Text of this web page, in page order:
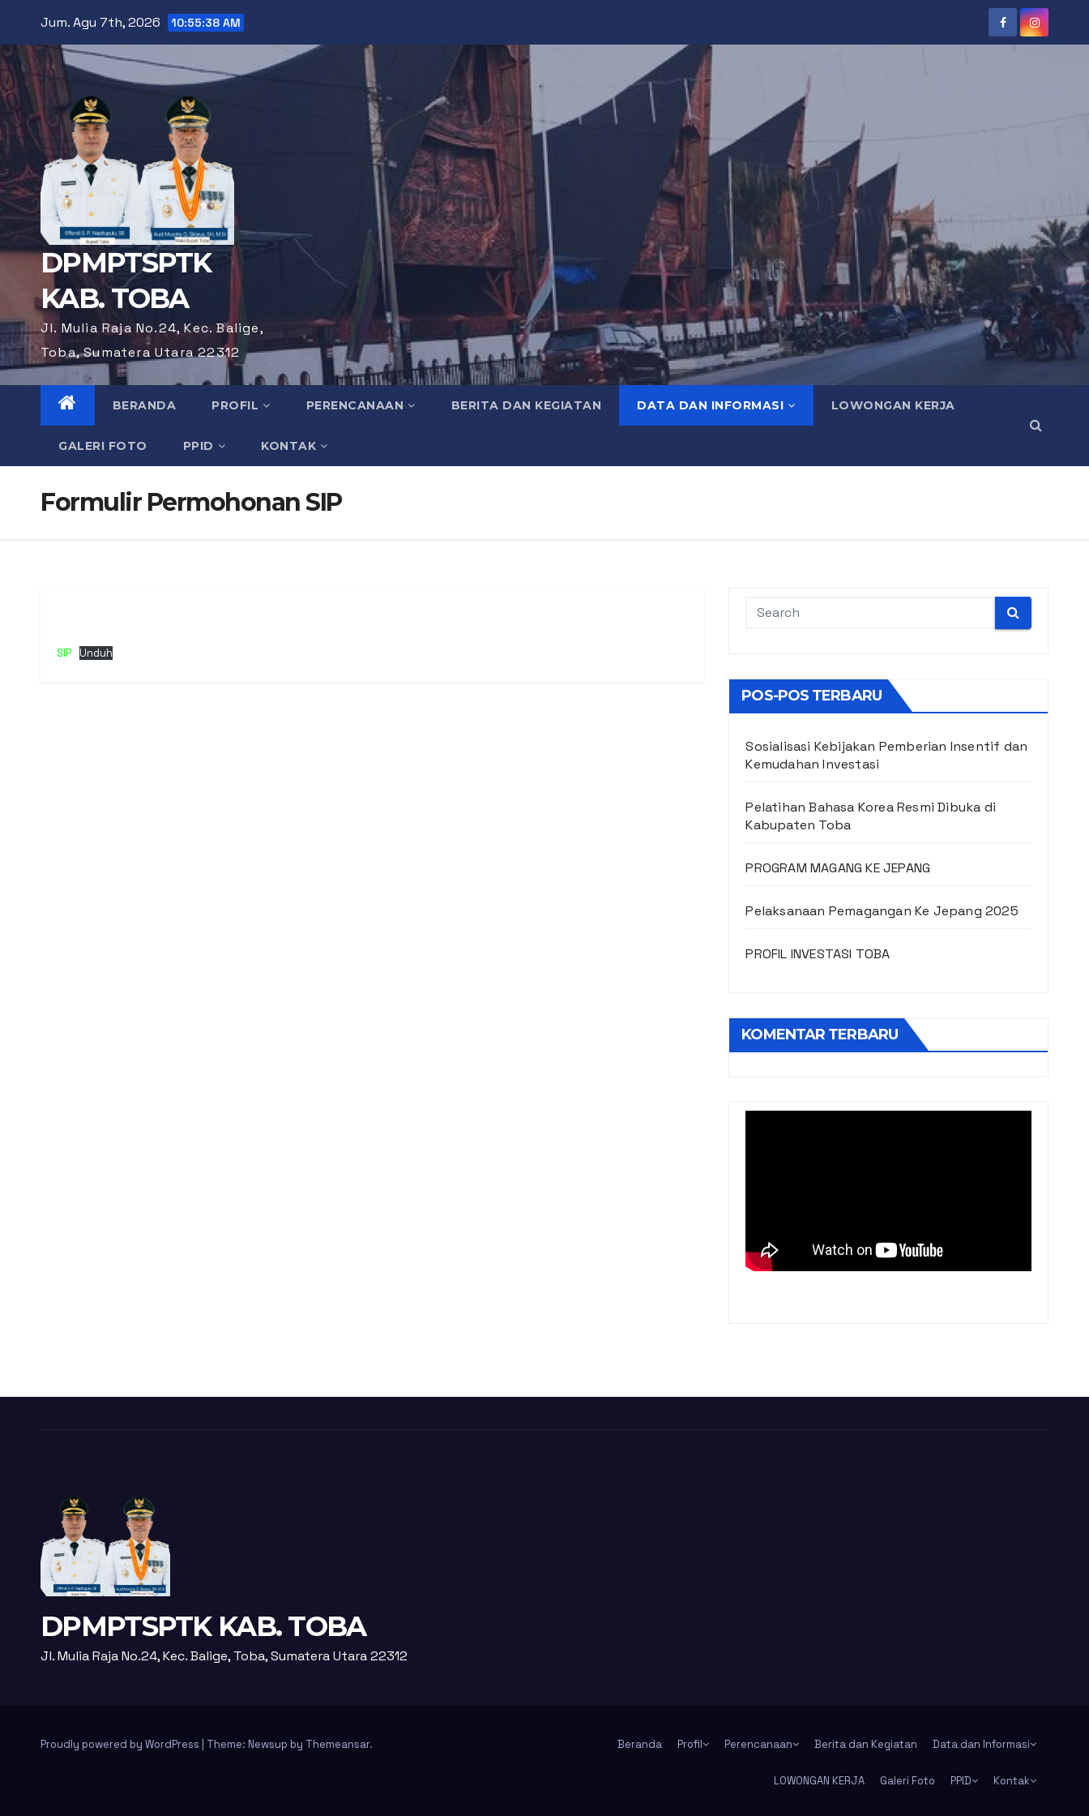
content
Jum. Agu 7th, 2026 10:55:39 AM
DPMPTSPTK
KAB. TOBA
Jl. Mulia Raja No.24, Kec. Balige,
Toba, Sumatera Utara 22312
BERANDA PROFIL PERENCANAAN BERITA DAN KEGIATAN DATA DAN INFORMASI LOWONGAN KERJA
GALERI FOTO PPID KONTAK
Formulir Permohonan SIP
SIP Unduh
POS-POS TERBARU
Sosialisasi Kebijakan Pemberian Insentif dan
Kemudahan Investasi
Pelatihan Bahasa Korea Resmi Dibuka di
Kabupaten Toba
PROGRAM MAGANG KE JEPANG
Pelaksanaan Pemagangan Ke Jepang 2025
PROFIL INVESTASI TOBA
KOMENTAR TERBARU
DPMPTSPTK KAB. TOBA
Jl. Mulia Raja No.24, Kec. Balige, Toba, Sumatera Utara 22312
Proudly powered by WordPress Theme: Newsup by Themeansar. Beranda Profil Perencanaan Berita dan Kegiatan Data dan Informasi
LOWONGAN KERJA Galeri Foto PPID Kontak